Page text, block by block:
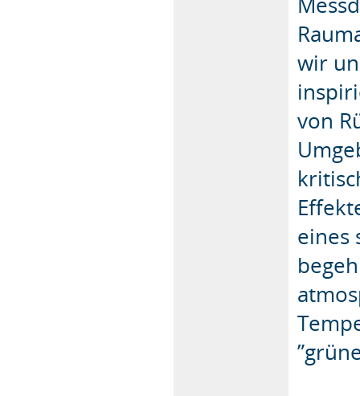
wir
von
eines